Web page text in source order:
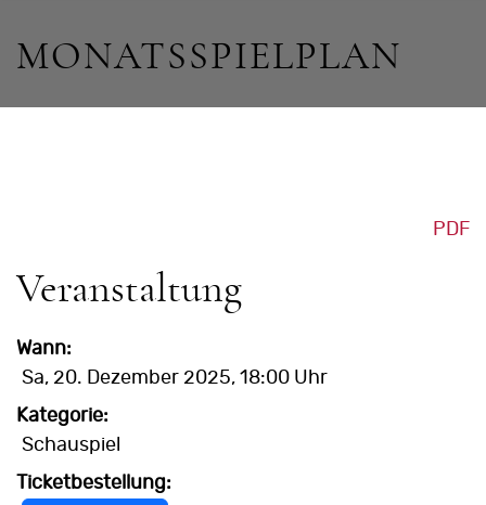
MONATSSPIELPLAN
PDF
Veranstaltung
Wann:
Sa, 20. Dezember 2025, 18:00 Uhr
Kategorie:
Schauspiel
Ticketbestellung: